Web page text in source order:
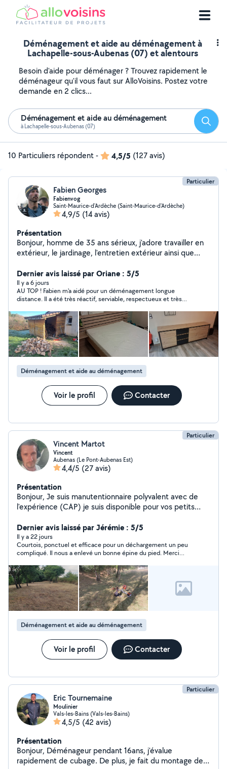
Déménagement et aide au déménagement à
Lachapelle-sous-Aubenas (07) et alentours
Besoin d'aide pour déménager ? Trouvez rapidement le
déménageur qu'il vous faut sur AlloVoisins. Postez votre
demande en 2 clics...
Déménagement et aide au déménagement
à Lachapelle-sous-Aubenas (07)
10 Particuliers répondent- 4,5/5 (127 avis)
Particulier
Fabien Georges
Fabienvog
Saint-Maurice-d'Ardèche (Saint-Maurice-d'Ardèche)
4,9/5 (14 avis)
Présentation
Bonjour, homme de 35 ans sérieux, j'adore travailler en
extérieur, le jardinage, l'entretien extérieur ainsi que
suis de base conducteur poids lourd. Vous pouvez me
contacter toute demande de travail manuel pour en
discuter,montage de mobilier, Également disponible
pour aide au déménagement
Dernier avis laissé par Oriane : 5/5
Il y a 6 jours
AU TOP ! Fabien m'a aidé pour un déménagement longue
distance. Il a été très réactif, serviable, respectueux et très
Déménagement et aide au déménagement
Voir le profil Contacter
Particulier
Vincent Martot
Vincent
Aubenas (Le Pont-Aubenas Est)
4,4/5 (27 avis)
Présentation
Bonjour, Je suis manutentionnaire polyvalent avec de
l'expérience (CAP) je suis disponible pour vos petits
espaces verts (utilisation professionnelle de
débroussailleuse Stihl), et de solides connaissances en
plomberie (transmises par mon père, artisan plombier
depuis mon enfance). J'ai des connaissances en
peinture aussi n'hésitez pas à me contacter pour plus de
renseignements
Dernier avis laissé par Jérémie : 5/5
Il y a 22 jours
Courtois, ponctuel et efficace pour un déchargement un peu
compliqué. Il nous a enlevé un bonne épine du pied. Merci
Déménagement et aide au déménagement
Voir le profil Contacter
Particulier
Eric Tournemaine
Moulinier
Vals-les-Bains (Vals-les-Bains)
4,5/5 (42 avis)
Présentation
Bonjour, Déménageur pendant 16ans, j'évalue
rapidement de cubage. De plus, je fait du montage de